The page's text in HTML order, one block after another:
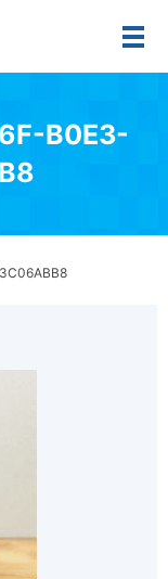
メ
B0E3-